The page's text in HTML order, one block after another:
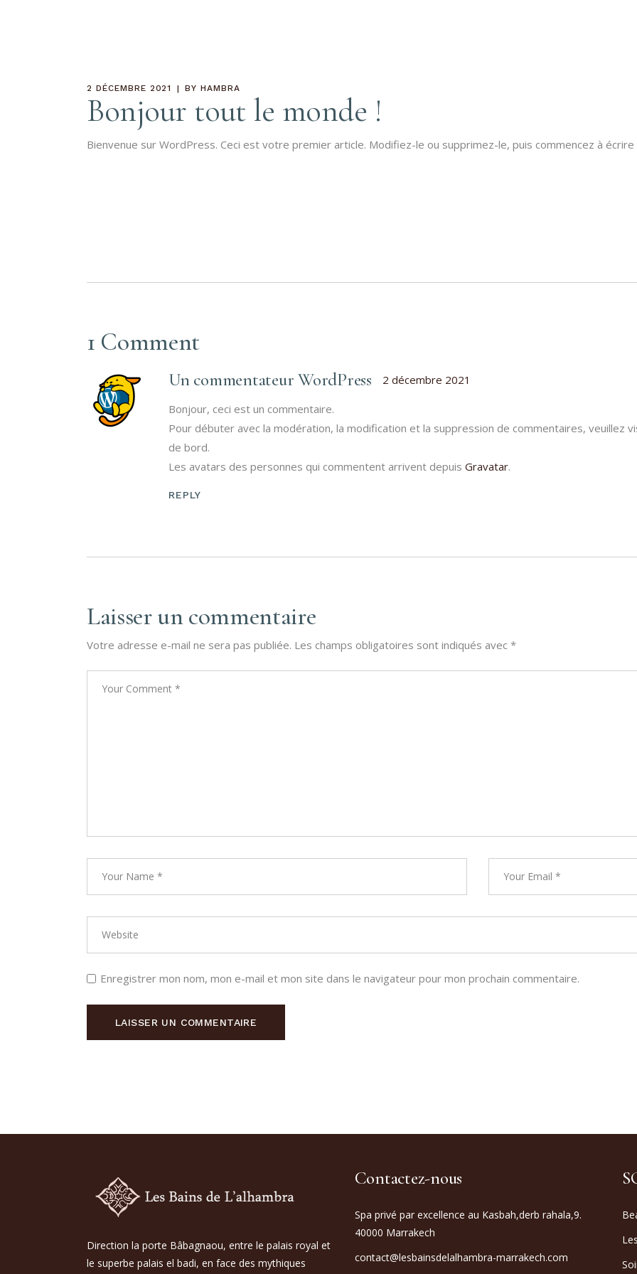
2 DÉCEMBRE 2021 BY HAMBRA
Bonjour tout le monde !
Bienvenue sur WordPress. Ceci est votre premier article. Modifiez-le ou supprimez-le, puis commencez à écrire
1 Comment
Un commentateur WordPress 2 décembre 2021
Bonjour, ceci est un commentaire.
Pour débuter avec la modération, la modification et la suppression de commentaires, veuillez
de bord.
Les avatars des personnes qui commentent arrivent depuis Gravatar.
REPLY
Laisser un commentaire
Votre adresse e-mail ne sera pas publiée. Les champs obligatoires sont indiqués avec *
Enregistrer mon nom, mon e-mail et mon site dans le navigateur pour mon prochain commentaire.
LAISSER UN COMMENTAIRE
Direction la porte Bâbagnaou, entre le palais royal et
le superbe palais el badi, en face des mythiques
Contactez-nous
Spa privé par excellence au Kasbah,derb rahala,9.
40000 Marrakech
contact@lesbainsdelalhambra-marrakech.com